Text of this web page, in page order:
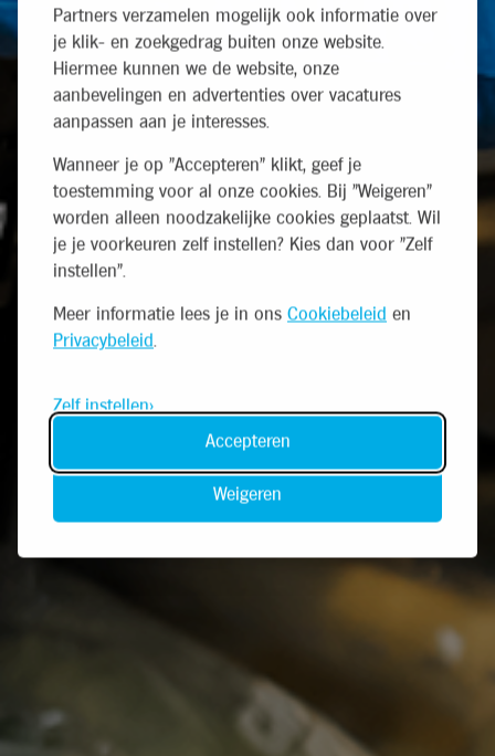
Partners verzamelen mogelijk ook informatie over
je klik- en zoekgedrag buiten onze website.
Hiermee kunnen we de website, onze
aanbevelingen en advertenties over vacatures
aanpassen aan je interesses.
Wanneer je op "Accepteren" klikt, geef je
toestemming voor al onze cookies. Bij "Weigeren"
worden alleen noodzakelijke cookies geplaatst. Wil
je je voorkeuren zelf instellen? Kies dan voor "Zelf
instellen".
Meer informatie lees je in ons Cookiebeleid en
Privacybeleid.
Zelf instellen
Weigeren
Accepteren